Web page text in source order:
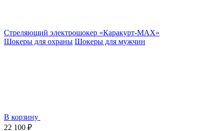
Стреляющий электрошокер «Каракурт-MAX»
Шокеры для охраны Шокеры для мужчин
В корзину
22 100 ₽